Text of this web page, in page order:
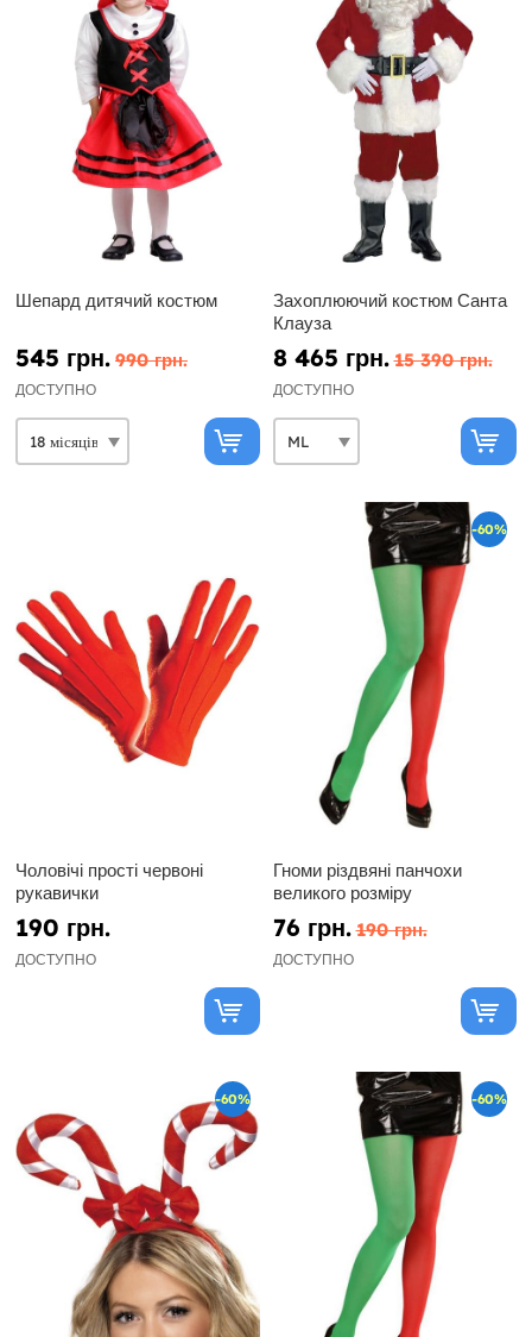
Шепард дитячий костюм
545 грн. 990 грн.
ДОСТУПНО
Захоплюючий костюм Санта
Клауза
8 465 грн. 15 390 грн.
ДОСТУПНО
Чоловічі прості червоні
рукавички
190 грн.
ДОСТУПНО
-60%
Гноми різдвяні панчохи
великого розміру
76 грн. 190 грн.
ДОСТУПНО
-60% -60%